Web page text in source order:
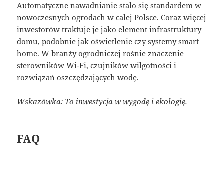
Automatyczne nawadnianie stało się standardem w
nowoczesnych ogrodach w całej Polsce. Coraz więcej
inwestorów traktuje je jako element infrastruktury
domu, podobnie jak oświetlenie czy systemy smart
home. W branży ogrodniczej rośnie znaczenie
sterowników Wi-Fi, czujników wilgotności i
rozwiązań oszczędzających wodę.
Wskazówka: To inwestycja w wygodę i ekologię.
FAQ